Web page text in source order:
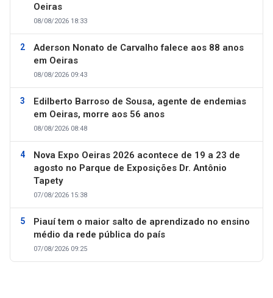
Oeiras
08/08/2026 18:33
Aderson Nonato de Carvalho falece aos 88 anos
em Oeiras
08/08/2026 09:43
Edilberto Barroso de Sousa, agente de endemias
em Oeiras, morre aos 56 anos
08/08/2026 08:48
Nova Expo Oeiras 2026 acontece de 19 a 23 de
agosto no Parque de Exposições Dr. Antônio
Tapety
07/08/2026 15:38
Piauí tem o maior salto de aprendizado no ensino
médio da rede pública do país
07/08/2026 09:25